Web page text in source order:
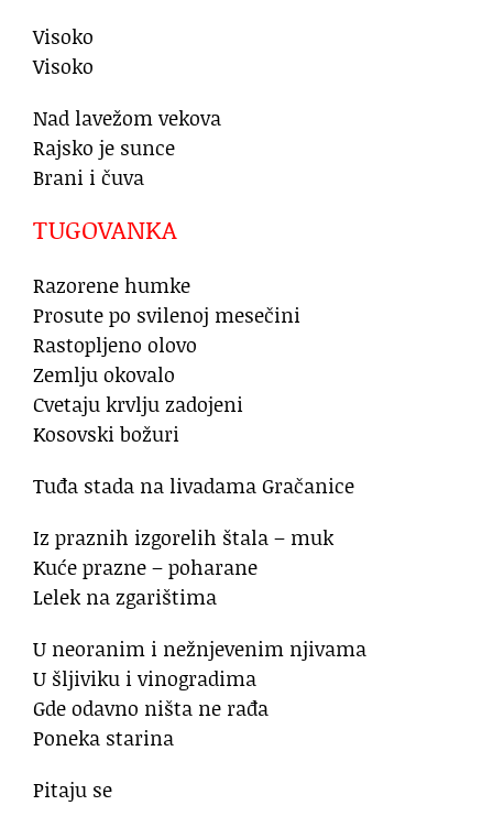
Visoko
Visoko
Nad lavežom vekova
Rajsko je sunce
Brani i čuva
TUGOVANKA
Razorene humke
Prosute po svilenoj mesečini
Rastopljeno olovo
Zemlju okovalo
Cvetaju krvlju zadojeni
Kosovski božuri
Tuđa stada na livadama Gračanice
Iz praznih izgorelih štala – muk
Kuće prazne – poharane
Lelek na zgarištima
U neoranim i nežnjevenim njivama
U šljiviku i vinogradima
Gde odavno ništa ne rađa
Poneka starina
Pitaju se